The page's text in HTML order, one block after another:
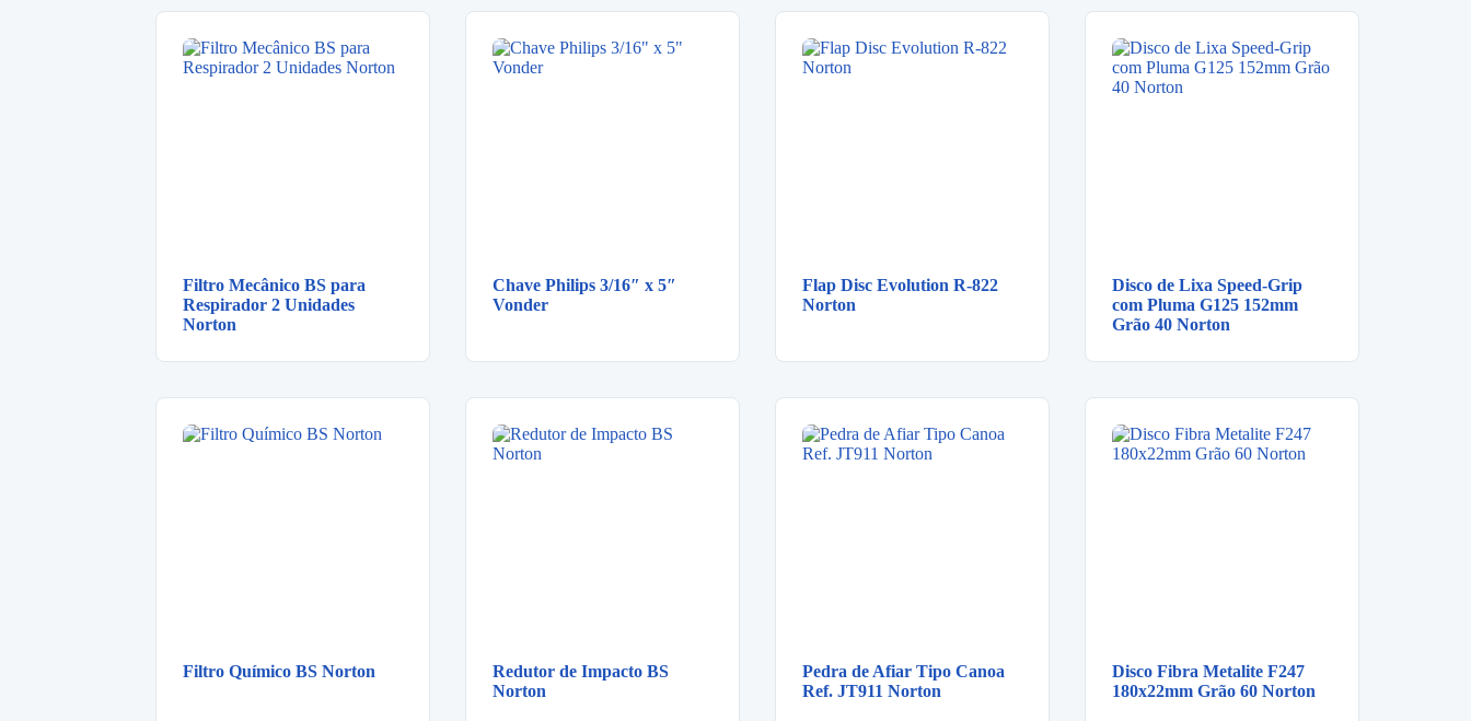
Filtro Mecânico BS para
Respirador 2 Unidades
Norton
Chave Philips 3/16″ x 5″
Vonder
Flap Disc Evolution R-822
Norton
Disco de Lixa Speed-Grip
com Pluma G125 152mm
Grão 40 Norton
Filtro Químico BS Norton
Redutor de Impacto BS
Norton
Pedra de Afiar Tipo Canoa
Ref. JT911 Norton
Disco Fibra Metalite F247
180x22mm Grão 60 Norton